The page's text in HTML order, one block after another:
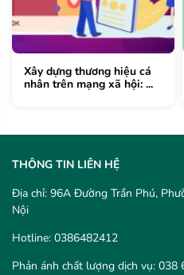
Xây dựng thương hiệu cá
nhân trên mạng xã hội: ...
THÔNG TIN LIÊN HỆ
Địa chỉ: 96A Đường Trần Phú,
Nội
Hotline: 0386482412
Phản ánh chất lượng dịch vụ: 038